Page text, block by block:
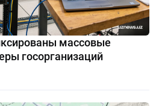
массовые
госорганизаций